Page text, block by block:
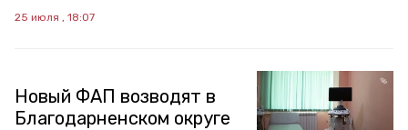
25 июля , 18:07
Новый ФАП возводят в
Благодарненском округе